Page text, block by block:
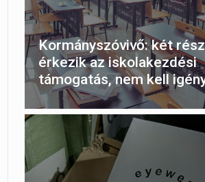
Kormányszóvivő: két
érkezik az iskolakezdési
támogatás, nem kell